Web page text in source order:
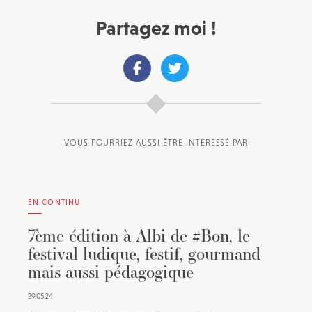
Partagez moi !
VOUS POURRIEZ AUSSI ÊTRE INTÉRESSÉ PAR
EN CONTINU
7ème édition à Albi de #Bon, le
festival ludique, festif, gourmand
mais aussi pédagogique
29.05.24